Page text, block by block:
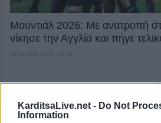
KarditsaLive.net - Do Not
Information
Μουντιάλ 2026: Με ανατροπή
νίκησε την Αγγλία και πήγε
16 Ιουλίου 2026, 00:09